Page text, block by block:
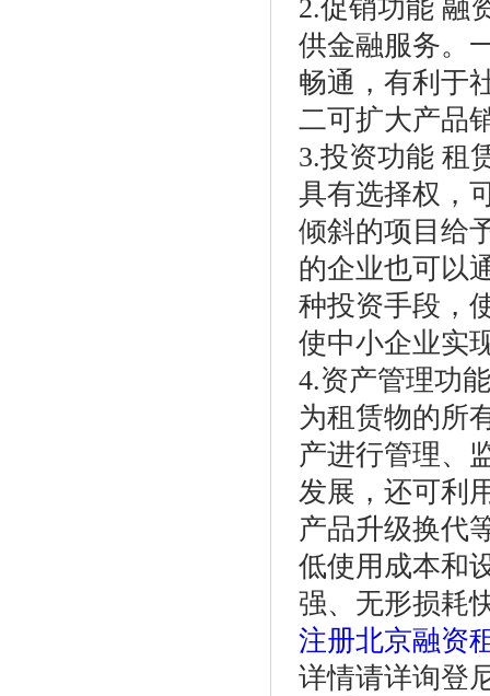
2.促销功能 融
供金融服务。
畅通，有利于
二可扩大产品
3.投资功能 租
具有选择权，
倾斜的项目给
的企业也可以
种投资手段，
使中小企业实
4.资产管理功
为租赁物的所
产进行管理、
发展，还可利
产品升级换代
低使用成本和
强、无形损耗
注册北京融资
详情请详询登